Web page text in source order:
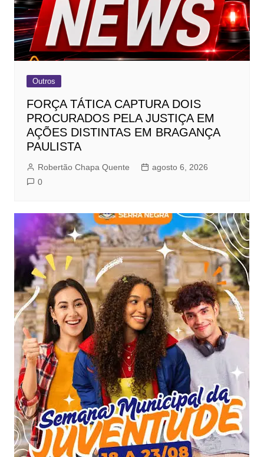
Outros
FORÇA TÁTICA CAPTURA DOIS
PROCURADOS PELA JUSTIÇA EM
AÇÕES DISTINTAS EM BRAGANÇA
PAULISTA
Robertão Chapa Quente
agosto 6, 2026
0